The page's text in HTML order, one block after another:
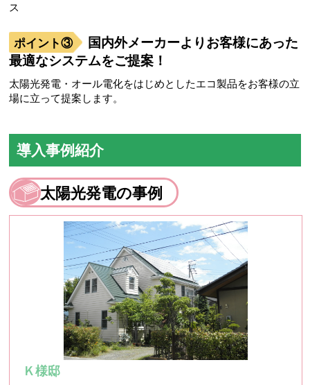
ス
国内外メーカーよりお客様にあった
最適なシステムをご提案！
太陽光発電・オール電化をはじめとしたエコ製品をお客様の立
場に立って提案します。
導入事例紹介
太陽光発電の事例
Ｋ様邸